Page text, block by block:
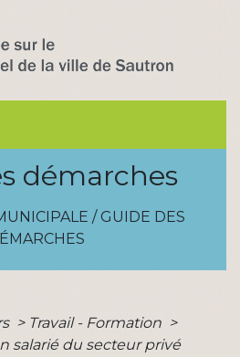
démarches
/ GUIDE DES
> Travail - Formation >
salarié du secteur privé